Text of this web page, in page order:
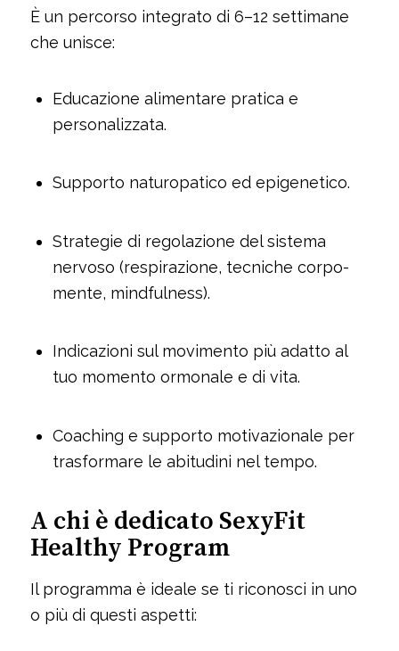
È un percorso integrato di 6–12 settimane
che unisce:
Educazione alimentare pratica e
personalizzata.
Supporto naturopatico ed epigenetico.
Strategie di regolazione del sistema
nervoso (respirazione, tecniche corpo-
mente, mindfulness).
Indicazioni sul movimento più adatto al
tuo momento ormonale e di vita.
Coaching e supporto motivazionale per
trasformare le abitudini nel tempo.
A chi è dedicato SexyFit
Healthy Program
Il programma è ideale se ti riconosci in uno
o più di questi aspetti: